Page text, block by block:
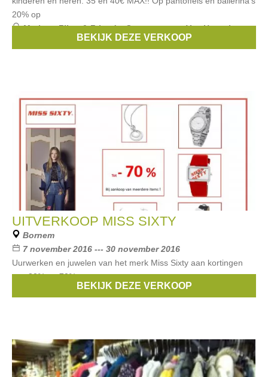
20% op
Merken:Filou & Friends,Scapa,strass,Van Hassels,
BEKIJK DEZE VERKOOP
UITVERKOOP MISS SIXTY
Bornem
7 november 2016 --- 30 november 2016
Uurwerken en juwelen van het merk Miss Sixty aan kortingen
van 30% tot 70%
Miss Sixty
BEKIJK DEZE VERKOOP